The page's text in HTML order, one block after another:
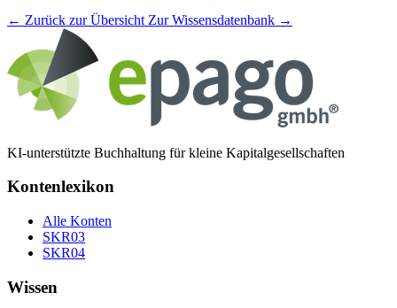
← Zurück zur Übersicht Zur Wissensdatenbank →
KI-unterstützte Buchhaltung für kleine Kapitalgesellschaften
Kontenlexikon
Alle Konten
SKR03
SKR04
Wissen